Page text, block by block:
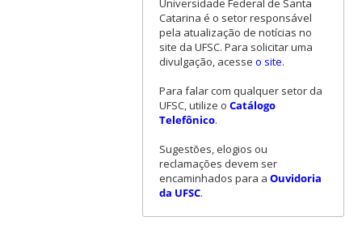
Universidade Federal de Santa
Catarina é o setor responsável
pela atualização de notícias no
site da UFSC. Para solicitar uma
divulgação, acesse o site.
Para falar com qualquer setor da
UFSC, utilize o Catálogo
Telefônico.
Sugestões, elogios ou
reclamações devem ser
encaminhados para a Ouvidoria
da UFSC.